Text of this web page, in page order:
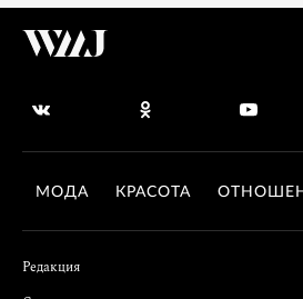
МОДА КРАСОТА
Редакция